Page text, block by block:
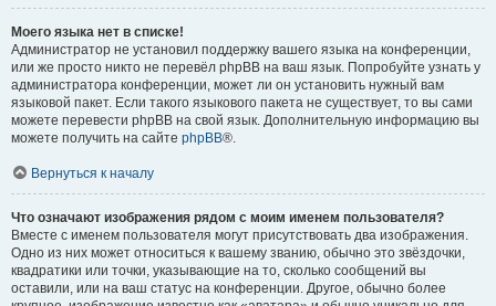
Моего языка нет в списке!
Администратор не установил поддержку вашего языка на конференции,
или же просто никто не перевёл phpBB на ваш язык. Попробуйте узнать у
администратора конференции, может ли он установить нужный вам
языковой пакет. Если такого языкового пакета не существует, то вы сами
можете перевести phpBB на свой язык. Дополнительную информацию вы
можете получить на сайте phpBB®.
Вернуться к началу
Что означают изображения рядом с моим именем пользователя?
Вместе с именем пользователя могут присутствовать два изображения.
Одно из них может относиться к вашему званию, обычно это звёздочки,
квадратики или точки, указывающие на то, сколько сообщений вы
оставили, или на ваш статус на конференции. Другое, обычно более